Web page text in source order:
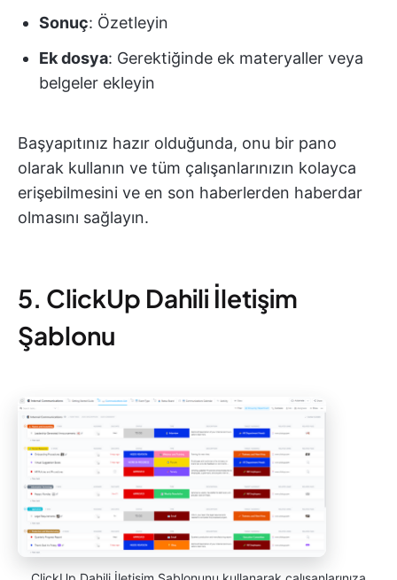
Sonuç: Özetleyin
Ek dosya: Gerektiğinde ek materyaller veya
belgeler ekleyin
Başyapıtınız hazır olduğunda, onu bir pano
olarak kullanın ve tüm çalışanlarınızın kolayca
erişebilmesini ve en son haberlerden haberdar
olmasını sağlayın.
5. ClickUp Dahili İletişim
Şablonu